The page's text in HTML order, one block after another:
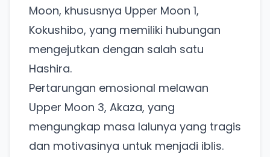
Moon, khususnya Upper Moon 1,
Kokushibo, yang memiliki hubungan
mengejutkan dengan salah satu
Hashira.
Pertarungan emosional melawan
Upper Moon 3, Akaza, yang
mengungkap masa lalunya yang tragis
dan motivasinya untuk menjadi iblis.